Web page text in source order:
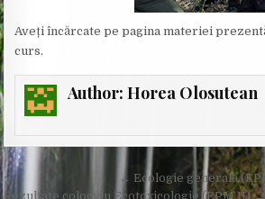
Aveți încărcate pe pagina materiei
curs.
Author: Horea Olosutean
Post
← Ecologie generală
Rezultate colocviu Ecotoxicologie (EPM II) →